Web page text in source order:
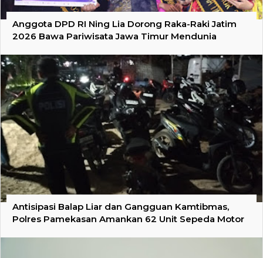
Anggota DPD RI Ning Lia Dorong Raka-Raki Jatim
2026 Bawa Pariwisata Jawa Timur Mendunia
Antisipasi Balap Liar dan Gangguan Kamtibmas,
Polres Pamekasan Amankan 62 Unit Sepeda Motor